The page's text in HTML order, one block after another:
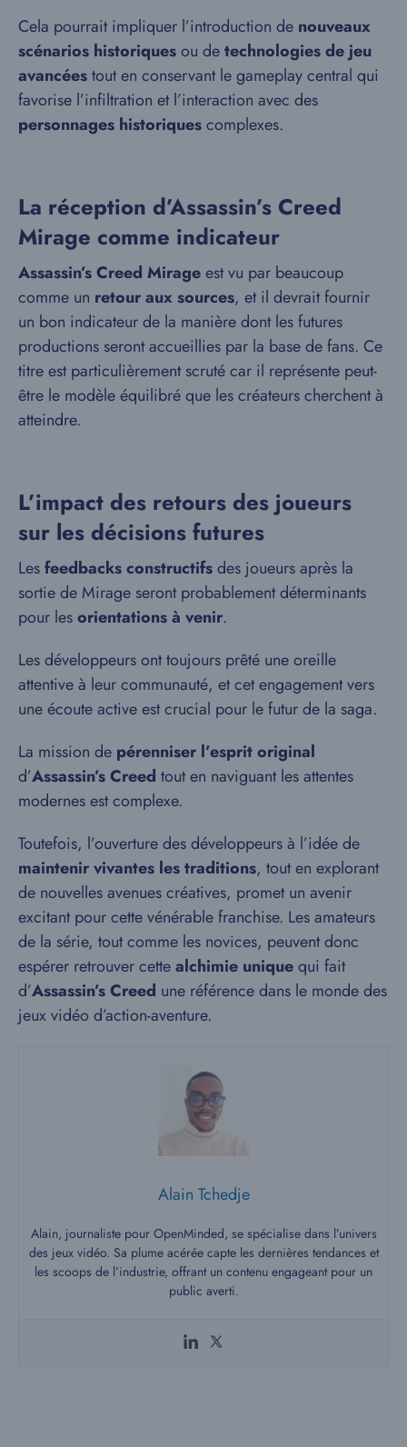
Cela pourrait impliquer l’introduction de nouveaux
scénarios historiquesou detechnologiesde jeu
avancéestout en conservant le gameplay central qui
favorise l’infiltration et l’interaction avec des
personnages historiquescomplexes.
La réception d’Assassin’s Creed
Mirage comme indicateur
Assassin’s Creed Mirageest vu par beaucoup
comme un retour aux sources, et il devrait fournir
un bon indicateur de la manière dont les futures
productions seront accueillies par la base de fans. Ce
titre est particulièrement scruté car il représente peut-
être le modèle équilibré que les créateurs cherchent à
atteindre.
L’impact des retours des joueurs
sur les décisions futures
Lesfeedbacks constructifsdes joueurs après la
sortie de Mirage seront probablement déterminants
pour lesorientations à venir.
Les développeurs ont toujours prêté une oreille
attentive à leur communauté, et cet engagement vers
une écoute active est crucial pour le futur de la saga.
La mission de pérenniser l’esprit original
d’Assassin’s Creed tout en naviguant les attentes
modernes est complexe.
Toutefois, l’ouverture des développeurs à l’idée de
maintenir vivantes les traditions, tout en explorant
de nouvelles avenues créatives, promet un avenir
excitant pour cette vénérable franchise. Les amateurs
de la série, tout comme les novices, peuvent donc
espérer retrouver cettealchimie uniquequi fait
d’Assassin’s Creed une référence dans le monde des
jeux vidéo d’action-aventure.
Alain Tchedje
Alain, journaliste pour OpenMinded, se spécialise dans l’univers
des jeux vidéo. Sa plume acérée capte les dernières tendances et
les scoops de l’industrie, offrant un contenu engageant pour un
public averti.